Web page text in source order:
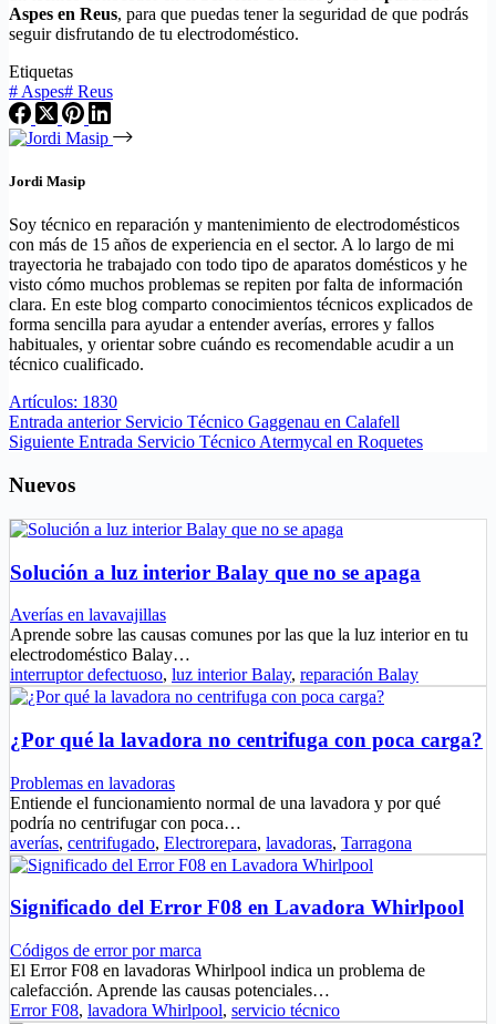
Aspes en Reus, para que puedas tener la seguridad de que podrás
seguir disfrutando de tu electrodoméstico.
Etiquetas
# Aspes# Reus
Jordi Masip
Soy técnico en reparación y mantenimiento de electrodomésticos
con más de 15 años de experiencia en el sector. A lo largo de mi
trayectoria he trabajado con todo tipo de aparatos domésticos y he
visto cómo muchos problemas se repiten por falta de información
clara. En este blog comparto conocimientos técnicos explicados de
forma sencilla para ayudar a entender averías, errores y fallos
habituales, y orientar sobre cuándo es recomendable acudir a un
técnico cualificado.
Artículos: 1830
Entrada anterior Servicio Técnico Gaggenau en Calafell
Siguiente Entrada Servicio Técnico Atermycal en Roquetes
Nuevos
Solución a luz interior Balay que no se apaga
Averías en lavavajillas
Aprende sobre las causas comunes por las que la luz interior en tu
electrodoméstico Balay…
interruptor defectuoso, luz interior Balay, reparación Balay
¿Por qué la lavadora no centrifuga con poca carga?
Problemas en lavadoras
Entiende el funcionamiento normal de una lavadora y por qué
podría no centrifugar con poca…
averías, centrifugado, Electrorepara, lavadoras, Tarragona
Significado del Error F08 en Lavadora Whirlpool
Códigos de error por marca
El Error F08 en lavadoras Whirlpool indica un problema de
calefacción. Aprende las causas potenciales…
Error F08, lavadora Whirlpool, servicio técnico